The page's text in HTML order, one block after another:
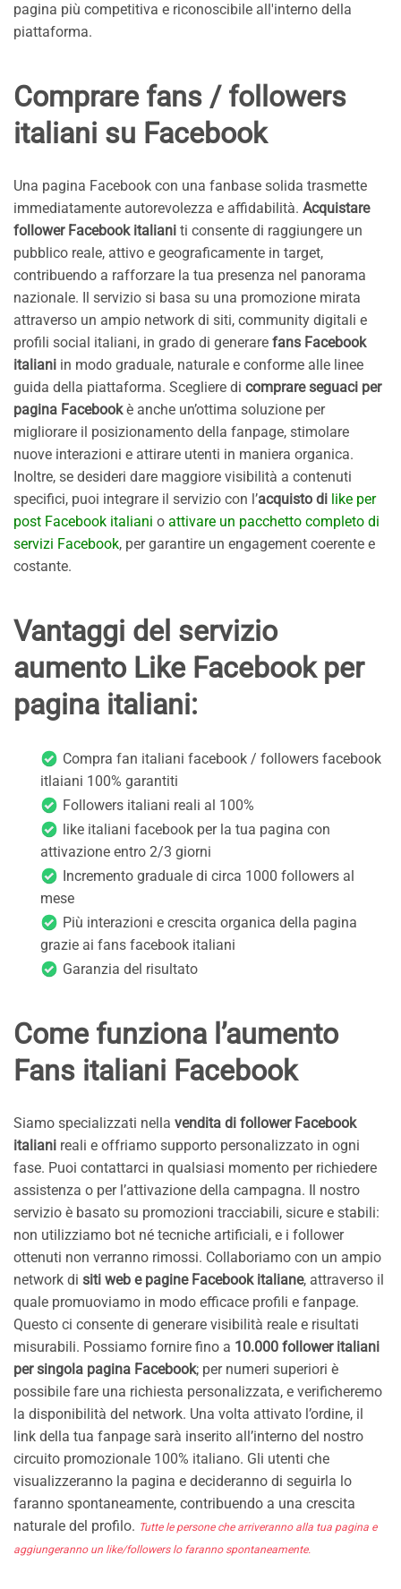
pagina più competitiva e riconoscibile all'interno della
piattaforma.
Comprare fans / followers
italiani su Facebook
Una pagina Facebook con una fanbase solida trasmette
immediatamente autorevolezza e affidabilità. Acquistare
follower Facebook italiani ti consente di raggiungere un
pubblico reale, attivo e geograficamente in target,
contribuendo a rafforzare la tua presenza nel panorama
nazionale. Il servizio si basa su una promozione mirata
attraverso un ampio network di siti, community digitali e
profili social italiani, in grado di generare fans Facebook
italiani in modo graduale, naturale e conforme alle linee
guida della piattaforma. Scegliere di comprare seguaci per
pagina Facebookè anche un’ottima soluzione per
migliorare il posizionamento della fanpage, stimolare
nuove interazioni e attirare utenti in maniera organica.
Inoltre, se desideri dare maggiore visibilità a contenuti
specifici, puoi integrare il servizio con l’acquisto di like per
post Facebook italiani o attivare un pacchetto completo di
servizi Facebook, per garantire un engagement coerente e
costante.
Vantaggi del servizio
aumento Like Facebook per
pagina italiani:
Compra fan italiani facebook / followers facebook
itlaiani 100% garantiti
Followers italiani reali al 100%
like italiani facebook per la tua pagina con
attivazione entro 2/3 giorni
Incremento graduale di circa 1000 followers al
mese
Più interazioni e crescita organica della pagina
grazie ai fans facebook italiani
Garanzia del risultato
Come funziona l’aumento
Fans italiani Facebook
Siamo specializzati nella vendita di follower Facebook
italiani reali e offriamo supporto personalizzato in ogni
fase. Puoi contattarci in qualsiasi momento per richiedere
assistenza o per l’attivazione della campagna. Il nostro
servizio è basato su promozioni tracciabili, sicure e stabili:
non utilizziamo bot né tecniche artificiali, e i follower
ottenuti non verranno rimossi. Collaboriamo con un ampio
network di siti web e pagine Facebook italiane, attraverso il
quale promuoviamo in modo efficace profili e fanpage.
Questo ci consente di generare visibilità reale e risultati
misurabili. Possiamo fornire fino a 10.000 follower italiani
per singola pagina Facebook; per numeri superiori è
possibile fare una richiesta personalizzata, e verificheremo
la disponibilità del network. Una volta attivato l’ordine, il
link della tua fanpage sarà inserito all’interno del nostro
circuito promozionale 100% italiano. Gli utenti che
visualizzeranno la pagina e decideranno di seguirla lo
faranno spontaneamente, contribuendo a una crescita
naturale del profilo. Tutte le persone che arriveranno alla tua pagina e
aggiungeranno un like/followers lo faranno spontaneamente.